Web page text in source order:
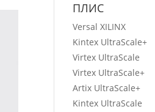
ПЛИС
Versal XILINX
Kintex UltraScale+
Virtex UltraScale
Virtex UltraScale+
Artix UltraScale+
Kintex UltraScale